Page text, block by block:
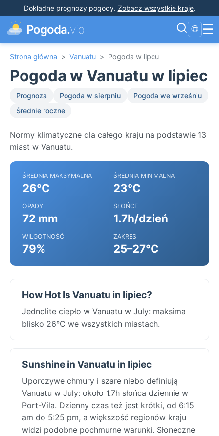
Dokładne prognozy pogody. Zobacz wszystkie kraje.
Pogoda.vip 🌐 ☰
Strona główna > Vanuatu > Pogoda w lipcu
Pogoda w Vanuatu w lipiec
Prognoza Pogoda w sierpniu
Pogoda we wrześniu
Średnie roczne
Normy klimatyczne dla całego kraju na podstawie 13
miast w Vanuatu.
ŚREDNIA MAKSYMALNA
26°C
ŚREDNIA MINIMALNA
23°C
OPADY
72 mm
SŁOŃCE
1.7h/dzień
WILGOTNOŚĆ
79%
ZAKRES
25–27°C
How Hot Is Vanuatu in lipiec?
Jednolite ciepło w Vanuatu w July: maksima
blisko 26°C we wszystkich miastach.
Sunshine in Vanuatu in lipiec
Uporczywe chmury i szare niebo definiują
Vanuatu w July: około 1.7h słońca dziennie w
Port-Vila. Dzienny czas też jest krótki, od 6:15
am do 5:25 pm, a większość regionów kraju
widzi podobne pochmurne warunki. Słoneczne